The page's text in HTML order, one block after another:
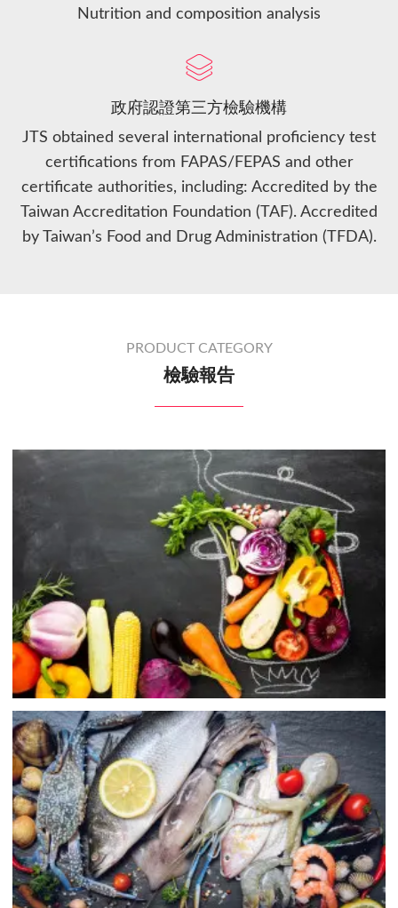
Nutrition and composition analysis
政府認證第三方檢驗機構
JTS obtained several international proficiency test
certifications from FAPAS/FEPAS and other
certificate authorities, including: Accredited by the
Taiwan Accreditation Foundation (TAF). Accredited
by Taiwan’s Food and Drug Administration (TFDA).
PRODUCT CATEGORY
檢驗報告
校園安心食材
SCHOOL Ingredients
水產產品
Seafood products